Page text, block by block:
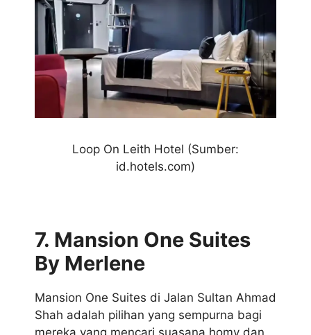
Loop On Leith Hotel (Sumber:
id.hotels.com)
7. Mansion One Suites
By Merlene
Mansion One Suites di Jalan Sultan Ahmad
Shah adalah pilihan yang sempurna bagi
mereka yang mencari suasana homy dan